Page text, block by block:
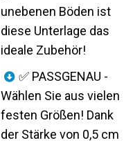
unebenen Böden ist
diese Unterlage das
ideale Zubehör!
✅ PASSGENAU -
Wählen Sie aus vielen
festen Größen! Dank
der Stärke von 0,5 cm